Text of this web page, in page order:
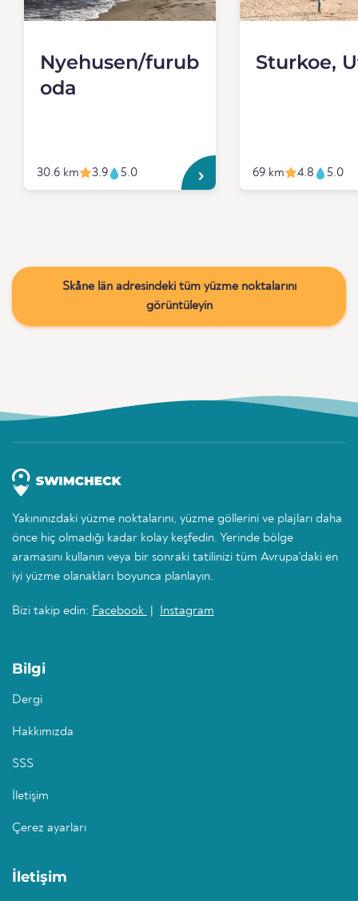
Nyehusen/furub
oda
30.6 km 3.9 5.0
Sturkoe,
69 km 4.8 5.0
Skåne län adresindeki tüm yüzme noktalarını
görüntüleyin
Yakınınızdaki yüzme noktalarını, yüzme göllerini ve plajları daha
önce hiç olmadığı kadar kolay keşfedin. Yerinde bölge
aramasını kullanın veya bir sonraki tatilinizi tüm Avrupa'daki en
iyi yüzme olanakları boyunca planlayın.
Bizi takip edin: Facebook Instagram
Bilgi
Dergi
Hakkımızda
SSS
İletişim
Çerez ayarları
İletişim